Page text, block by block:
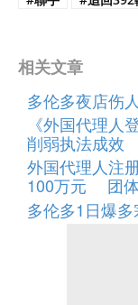
相关文章
多伦多夜店伤
《外国代理
削弱执法成效
外国代理人注
100万元 团体
多伦多1日爆